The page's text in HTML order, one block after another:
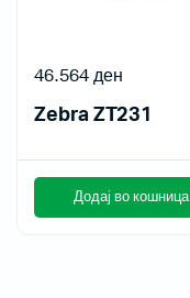
Zebra ZT231
46.564ден
Додај во кошница